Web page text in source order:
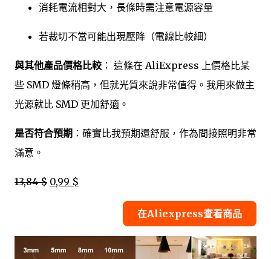
消耗電流相對大，長條時需注意電源容量
若裁切不當可能出現壓降（電線比較細）
與其他產品價格比較 ： 這條在 AliExpress 上價格比某
些 SMD 燈條稍高，但就光質來說非常值得。我用來做主
光源就比 SMD 更加舒適。
是否符合預期 ：確實比我預期還舒服，作為間接照明非常
滿意。
13,84 $ 0,99 $
在Aliexpress查看商品